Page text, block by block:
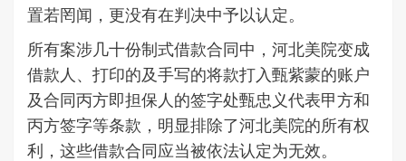
置若罔闻，更没有在判决中予以认定。
所有案涉几十份制式借款合同中，河北美院变成
借款人、打印的及手写的将款打入甄紫蒙的账户
及合同丙方即担保人的签字处甄忠义代表甲方和
丙方签字等条款，明显排除了河北美院的所有权
利，这些借款合同应当被依法认定为无效。